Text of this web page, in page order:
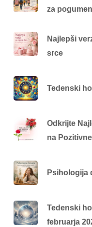
za
Najlepši
srce
Tedenski
Odkrijte
na
Psihologija
Tedenski
februarja